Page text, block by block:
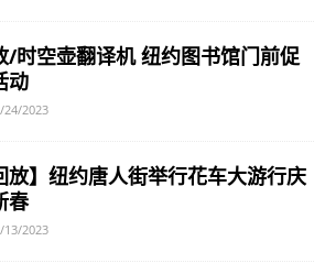
/时空壶翻译机 纽约图书馆门前促
动
24/2023
放】纽约唐人街举行花车大游行庆
春
13/2023